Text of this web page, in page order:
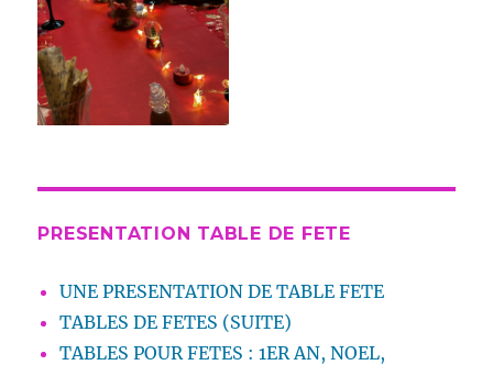
PRESENTATION TABLE DE FETE
UNE PRESENTATION DE TABLE FETE
TABLES DE FETES (SUITE)
TABLES POUR FETES : 1ER AN, NOEL,